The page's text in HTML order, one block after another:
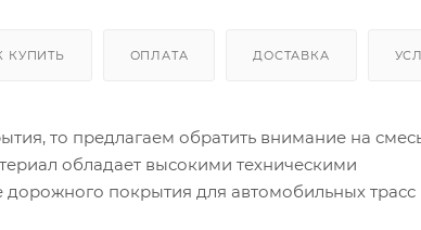
КУПИТЬ ОПЛАТА ДОСТАВКА
то предлагаем обратить внимание на
обладает высокими техническими
покрытия для автомобильных трасс